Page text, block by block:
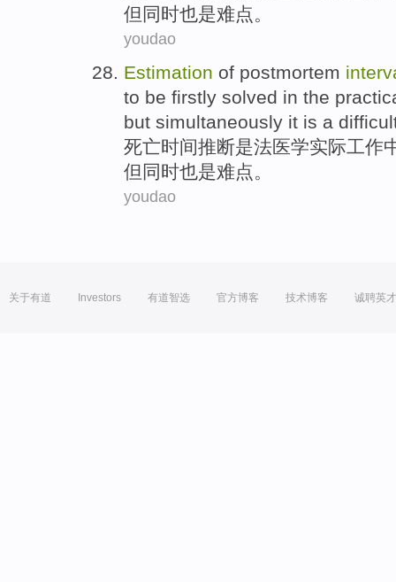
但 同时也是难点。
youdao
Estimation of postmortem
to be firstly solved in the
but simultaneously it is a
死亡时间推断是法医学实际工作
但同时也是难点 。
youdao
关于有道 Investors 有道智选 官方博客 技术博客 诚聘英才